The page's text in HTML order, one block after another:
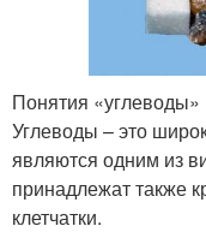
Понятия
Углеводы – это
являются одним из
принадлежат также
клетчатки.